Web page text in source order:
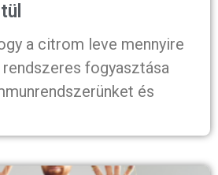
a citrom leve mennyire
fogyasztása
és